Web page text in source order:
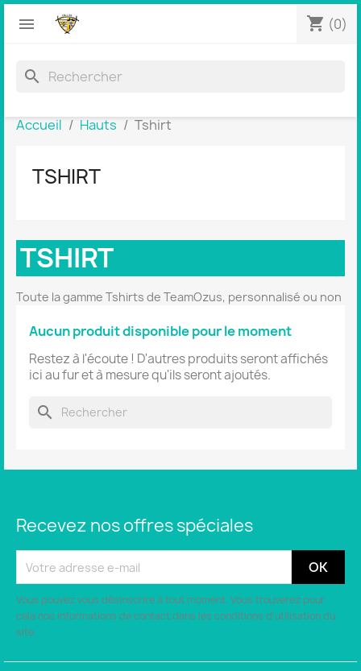
 shopping_cart (0)
search
Accueil Hauts Tshirt
TSHIRT
TSHIRT
Toute la gamme Tshirts de TeamOzus, personnalisé ou non
Aucun produit disponible pour le moment
Restez à l'écoute ! D'autres produits seront affichés
ici au fur et à mesure qu'ils seront ajoutés.
search
Recevez nos offres spéciales
Vous pouvez vous désinscrire à tout moment. Vous trouverez pour
cela nos informations de contact dans les conditions d'utilisation du
site.